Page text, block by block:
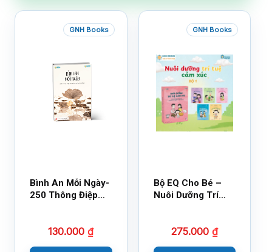
GNH Books
Bình An Mỗi Ngày-
250 Thông Điệp
130.000₫
GNH Books
Bộ EQ Cho Bé –
Nuôi Dưỡng Trí
275.000 ₫